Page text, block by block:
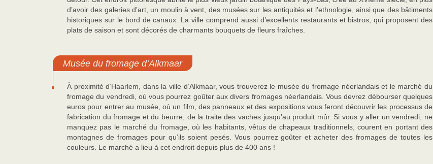
d’avoir des galeries d’art, un moulin à vent, des musées sur les antiquités et l’ethnologie, ainsi que des bâtiments
historiques sur le bord de canaux. La ville comprend aussi d’excellents restaurants et bistros, qui proposent des
plats de saison et sont décorés de charmants bouquets de fleurs fraîches.
Musée du fromage d’Alkmaar
À proximité d’Haarlem, dans la ville d’Alkmaar, vous trouverez le musée du fromage néerlandais et le marché du
fromage du vendredi, où vous pourrez goûter aux divers fromages néerlandais. Vous devrez débourser quelques
euros pour entrer au musée, où un film, des panneaux et des expositions vous feront découvrir les processus de
fabrication du fromage et du beurre, de la traite des vaches jusqu’au produit mûr. Si vous y aller un vendredi, ne
manquez pas le marché du fromage, où les habitants, vêtus de chapeaux traditionnels, courent en portant des
montagnes de fromages pour qu’ils soient pesés. Vous pourrez goûter et acheter des fromages de toutes les
couleurs. Le marché a lieu à cet endroit depuis plus de 400 ans !